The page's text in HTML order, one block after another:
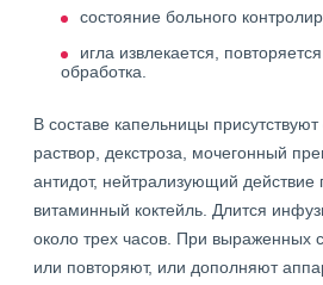
состояние больного
игла извлекается,
обработка.
В составе капельницы
раствор, декстроза, мочегонный
антидот, нейтрализующий действие
витаминный коктейль. Длится
около трех часов. При выраженных
или повторяют, или дополняют